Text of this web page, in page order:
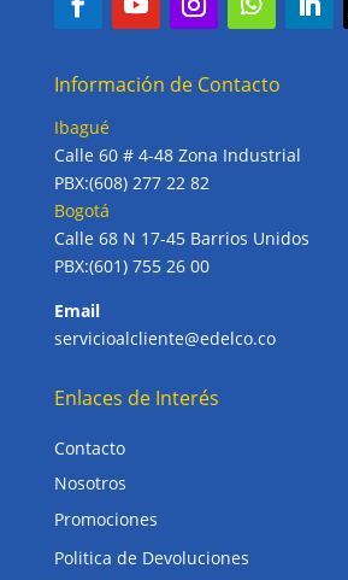
Información de Contacto
Ibagué
Calle 60 # 4-48 Zona Industrial
PBX:(608) 277 22 82
Bogotá
Calle 68 N 17-45 Barrios Unidos
PBX:(601) 755 26 00
Email
servicioalcliente@edelco.co
Enlaces de Interés
Contacto
Nosotros
Promociones
Politica de Devoluciones